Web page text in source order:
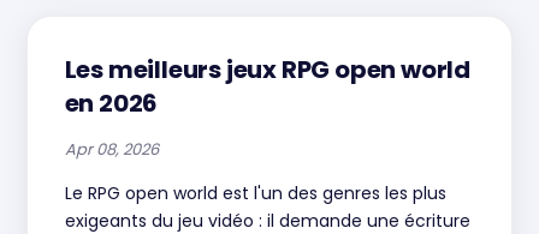
Les meilleurs jeux RPG open world
en 2026
Apr 08, 2026
Le RPG open world est l'un des genres les plus
exigeants du jeu vidéo : il demande une écriture